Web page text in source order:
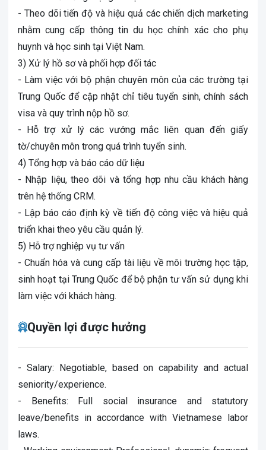
- Theo dõi tiến độ và hiệu quả các chiến dịch marketing
nhằm cung cấp thông tin du học chính xác cho phụ
huynh và học sinh tại Việt Nam.
3) Xử lý hồ sơ và phối hợp đối tác
- Làm việc với bộ phận chuyên môn của các trường tại
Trung Quốc để cập nhật chỉ tiêu tuyển sinh, chính sách
visa và quy trình nộp hồ sơ.
- Hỗ trợ xử lý các vướng mắc liên quan đến giấy
tờ/chuyên môn trong quá trình tuyển sinh.
4) Tổng hợp và báo cáo dữ liệu
- Nhập liệu, theo dõi và tổng hợp nhu cầu khách hàng
trên hệ thống CRM.
- Lập báo cáo định kỳ về tiến độ công việc và hiệu quả
triển khai theo yêu cầu quản lý.
5) Hỗ trợ nghiệp vụ tư vấn
- Chuẩn hóa và cung cấp tài liệu về môi trường học tập,
sinh hoạt tại Trung Quốc để bộ phận tư vấn sử dụng khi
làm việc với khách hàng.
Quyền lợi được hưởng
- Salary: Negotiable, based on capability and actual
seniority/experience.
- Benefits: Full social insurance and statutory
leave/benefits in accordance with Vietnamese labor
laws.